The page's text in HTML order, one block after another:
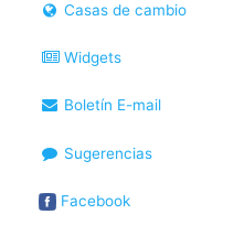
Casas de cambio
Widgets
Boletín E-mail
Sugerencias
Facebook